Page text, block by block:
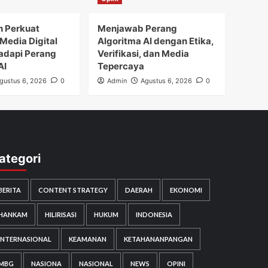
Perkuat
Digital
Perang
6, 2026 0
Menjawab Perang
Algoritma AI dengan Etika,
Verifikasi, dan Media
Tepercaya
Admin Agustus 6, 2026 0
CONTENT STRATEGY DAERAH EKONOMI
HILIRISASI HUKUM INDONESIA
KEAMANAN KETAHANANPANGAN
NASIONA NASIONAL NEWS OPINI